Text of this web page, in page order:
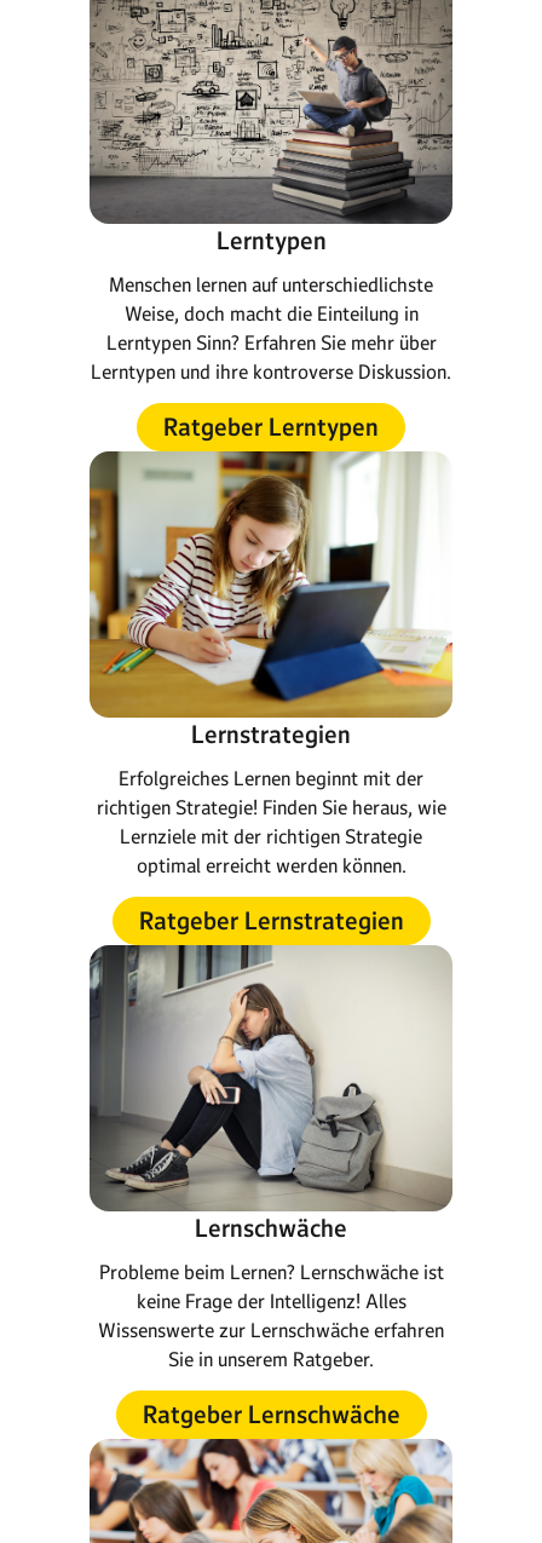
Lerntypen
Menschen lernen auf unterschiedlichste
Weise, doch macht die Einteilung in
Lerntypen Sinn? Erfahren Sie mehr über
Lerntypen und ihre kontroverse Diskussion.
Ratgeber Lerntypen
Lernstrategien
Erfolgreiches Lernen beginnt mit der
richtigen Strategie! Finden Sie heraus, wie
Lernziele mit der richtigen Strategie
optimal erreicht werden können.
Ratgeber Lernstrategien
Lernschwäche
Probleme beim Lernen? Lernschwäche ist
keine Frage der Intelligenz! Alles
Wissenswerte zur Lernschwäche erfahren
Sie in unserem Ratgeber.
Ratgeber Lernschwäche